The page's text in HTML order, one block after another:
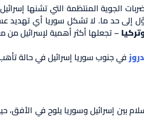
الجوية المنتظمة التي تشنها
حد ما. لا تشكل سوريا أي تهديد
– تجعلها أكثر أهمية لإسرائيل من
في جنوب سوريا إسرائيل في حالة